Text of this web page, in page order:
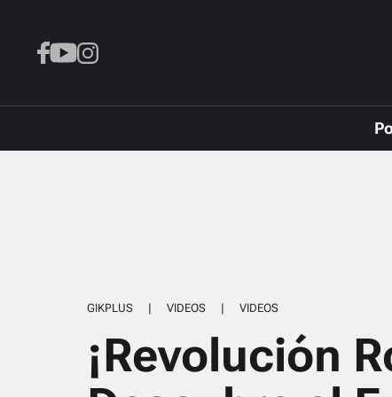
GIKPLUS | VIDEOS | VIDEOS
¡Revolución